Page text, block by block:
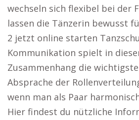
wechseln sich flexibel bei der
lassen die Tänzerin bewusst
2 jetzt online starten
Kommunikation spielt in
Zusammenhang die wichtigste
Absprache der
wenn man als Paar
Hier findest du nützliche